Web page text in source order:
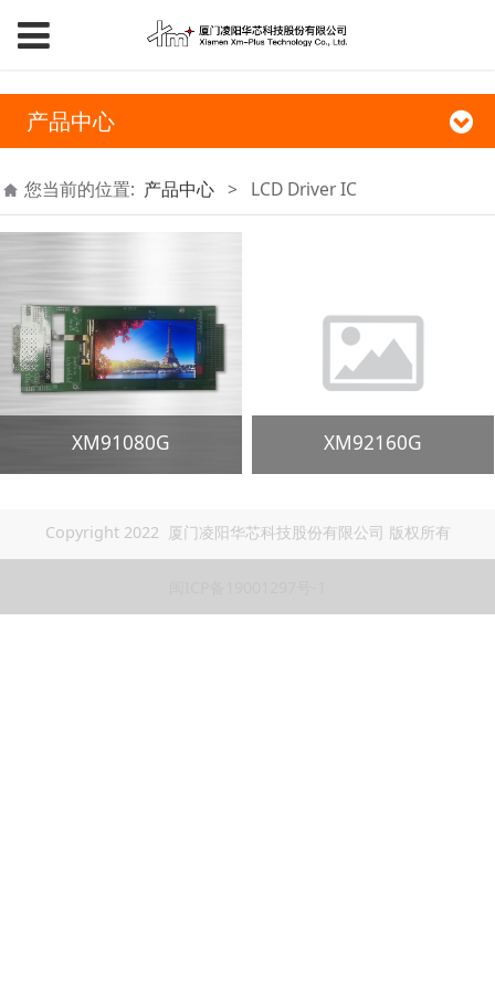
产品中心
您当前的位置: 产品中心 > LCD Driver IC
XM91080G XM92160G
Copyright 2022 厦门凌阳华芯科技股份有限公司 版权所有